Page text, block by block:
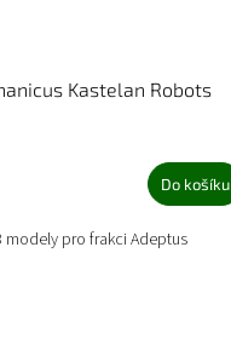
Kastelan Robots
Do košíku
modely pro frakci Adeptus